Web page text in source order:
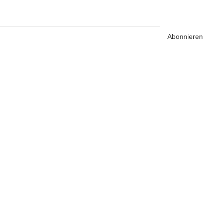
Abonnieren